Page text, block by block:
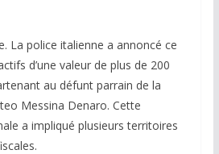
La police italienne a annoncé ce
d’une valeur de plus de 200
au défunt parrain de la
Messina Denaro. Cette
a impliqué plusieurs territoires